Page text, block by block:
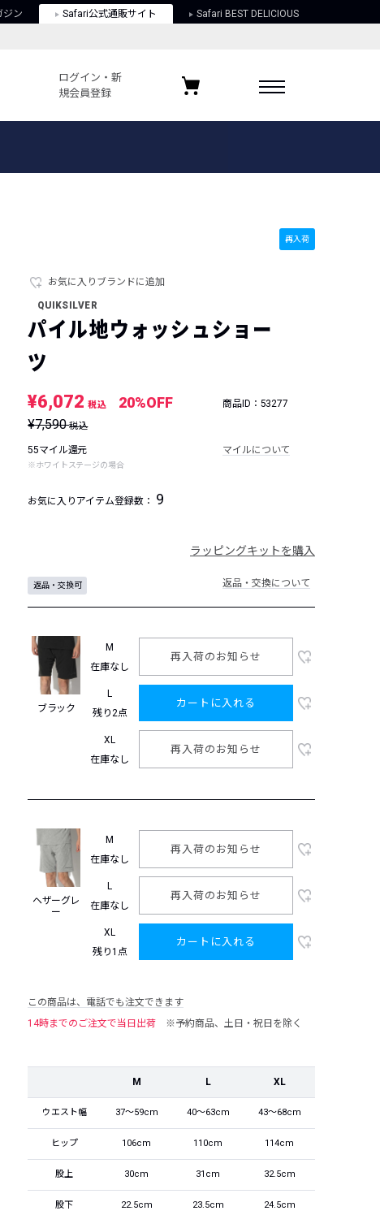
ジン Safari公式通販サイト Safari BEST DELICIOUS
ログイン・新
規会員登録
関する法律
お気に入りブランド
再入荷
お気に入りブランドに追加
QUIKSILVER
パイル地ウォッシュショー
ツ
¥6,072税込 20%OFF 商品ID：53277
¥7,590税込
55マイル還元
※ホワイトステージの場合
マイルについて
お気に入りアイテム登録数： 9
ラッピングキットを購入
返品・交換可 返品・交換について
ブラック
M
在庫なし
再入荷のお知らせ
L
残り2点
カートに入れる
XL
在庫なし
再入荷のお知らせ
ヘザーグレ
ー
M
在庫なし
再入荷のお知らせ
L
在庫なし
再入荷のお知らせ
XL
残り1点
カートに入れる
この商品は、電話でも注文できます
14時までのご注文で当日出荷
※予約商品、土日・祝日を除く
M L XL
ウエスト幅 37～59cm 40～63cm 43～68cm
ヒップ 106cm 110cm 114cm
股上 30cm 31cm 32.5cm
股下 22.5cm 23.5cm 24.5cm